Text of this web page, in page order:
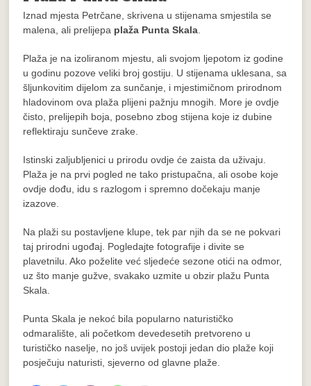
Iznad mjesta Petrčane, skrivena u stijenama smjestila se
malena, ali prelijepa plaža Punta Skala
Plaža je na izoliranom mjestu, ali svojom ljepotom iz godine
u godinu pozove veliki broj gostiju. U stijenama uklesana, sa
šljunkovitim dijelom za sunčanje, i mjestimičnom prirodnom
hladovinom ova plaža plijeni pažnju mnogih. More je ovdje
čisto, prelijepih boja, posebno zbog stijena koje iz dubine
reflektiraju sunčeve zrake.
Istinski zaljubljenici u prirodu ovdje će zaista da uživaju.
Plaža je na prvi pogled ne tako pristupačna, ali osobe koje
ovdje dođu, idu s razlogom i spremno dočekaju manje
izazove.
Na plaži su postavljene klupe, tek par njih da se ne pokvari
taj prirodni ugođaj. Pogledajte fotografije i divite se
plavetnilu. Ako poželite već sljedeće sezone otići na odmor,
uz što manje gužve, svakako uzmite u obzir plažu Punta
Skala.
Punta Skala je nekoć bila popularno naturističko
odmaralište, ali početkom devedesetih pretvoreno u
turističko naselje, no još uvijek postoji jedan dio plaže koji
posječuju naturisti, sjeverno od glavne plaže.